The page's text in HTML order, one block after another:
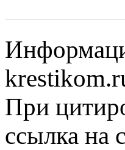
При
ссылка на